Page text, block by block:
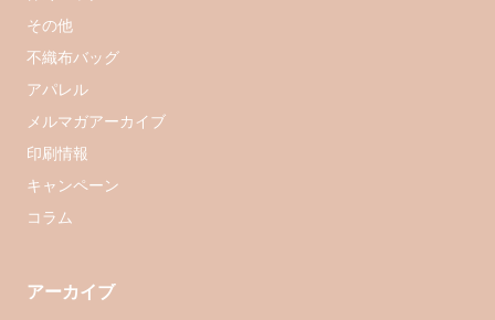
その他
不織布バッグ
アパレル
メルマガアーカイブ
印刷情報
キャンペーン
コラム
アーカイブ